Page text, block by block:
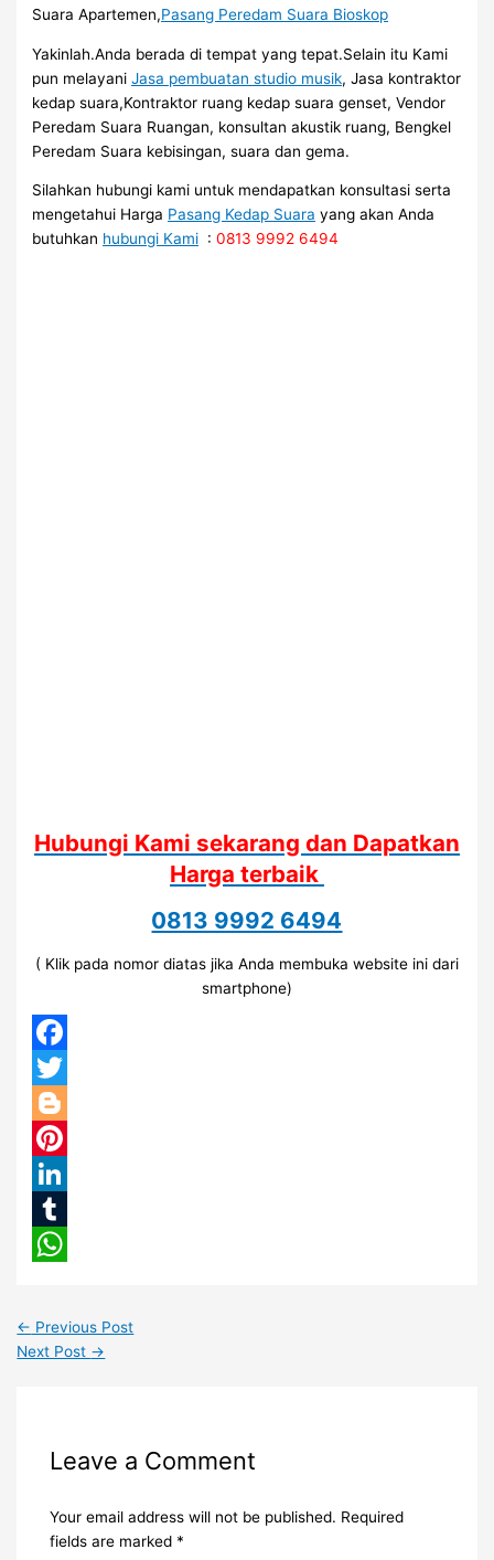
Suara Apartemen,Pasang Peredam Suara Bioskop
Yakinlah.Anda berada di tempat yang tepat.Selain itu Kami
pun melayaniJasa pembuatan studio musik, Jasa kontraktor
kedap suara,Kontraktor ruang kedap suara genset, Vendor
Peredam Suara Ruangan, konsultan akustik ruang, Bengkel
Peredam Suara kebisingan, suara dan gema.
Silahkan hubungi kami untuk mendapatkan konsultasi serta
mengetahui Harga Pasang Kedap Suara yang akan Anda
butuhkan hubungi Kami :0813 9992 6494
Hubungi Kami sekarang dan Dapatkan
Harga terbaik
0813 9992 6494
( Klik pada nomor diatas jika Anda membuka website ini dari
smartphone)
Facebook
Twitter
Blogger
Pinterest
LinkedIn
Tumblr
← Previous Post
Next Post →
Leave a Comment
Your email address will not be published. Required
fields are marked *